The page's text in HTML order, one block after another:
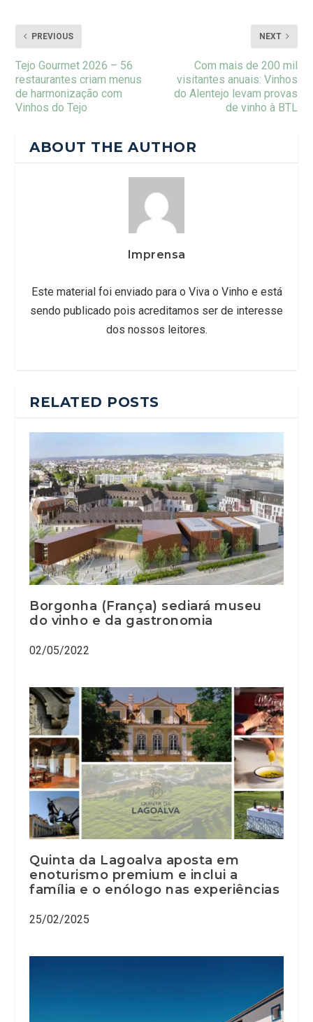
PREVIOUS
Tejo Gourmet 2026 – 56
restaurantes criam menus
de harmonização com
Vinhos do Tejo
NEXT
Com mais de 200 mil
visitantes anuais: Vinhos
do Alentejo levam provas
de vinho à BTL
ABOUT THE AUTHOR
Imprensa
Este material foi enviado para o Viva o Vinho e está
sendo publicado pois acreditamos ser de interesse
dos nossos leitores.
RELATED POSTS
Borgonha (França) sediará museu
do vinho e da gastronomia
02/05/2022
Quinta da Lagoalva aposta em
enoturismo premium e inclui a
família e o enólogo nas experiências
25/02/2025